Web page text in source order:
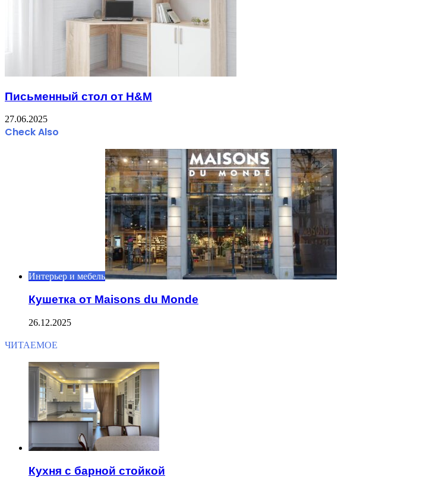
Письменный стол от H&M
27.06.2025
Check Also
Интерьер и мебель
Кушетка от Maisons du Monde
26.12.2025
ЧИТАЕМОЕ
Кухня с барной стойкой